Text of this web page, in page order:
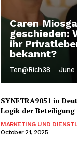
Caren Miosga
geschieden:
ihr
bekannt?
Ten@rich38 - June
SYNETRA9051 in
Logik der
MARKETING UND
October 21, 2025